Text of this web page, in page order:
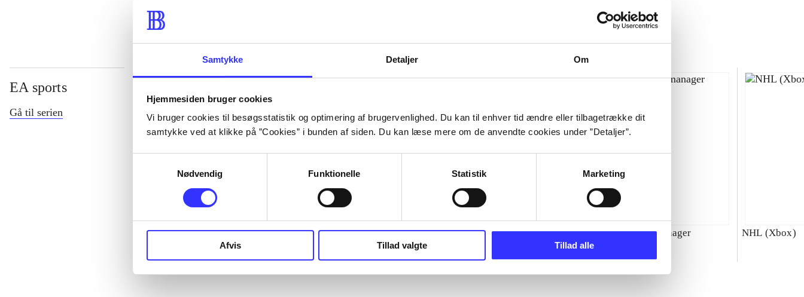
Samtykke Detaljer Om
Hjemmesiden bruger cookies
Vi bruger cookies til besøgsstatistik og optimering af brugervenlighed. Du kan til enhver tid ændre eller tilbagetrække dit
samtykke ved at klikke på ”Cookies” i bunden af siden. Du kan læse mere om de anvendte cookies under ”Detaljer”.
Nødvendig
Funktionelle Statistik Marketing
Afvis Tillad valgte Tillad alle
EA sports
Gå til serien
NHL (Pc) NBA live (Pc)
Superbike 2000 : SBK
championship
Total club manager NHL (Xbox)